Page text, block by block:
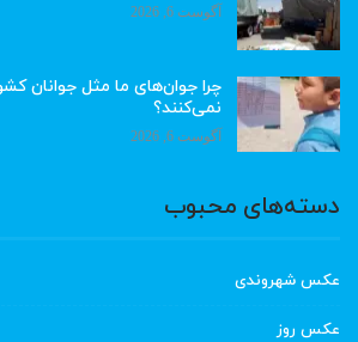
آگوست 6, 2026
چرا جوان‌های ما مثل جوانان
نمی‌کنند؟
آگوست 6, 2026
دسته‌های محبوب
عکس شهروندی
عکس روز